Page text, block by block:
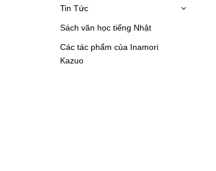
Tin Tức
Sách văn học tiếng Nhật
Các tác phẩm của Inamori
Kazuo